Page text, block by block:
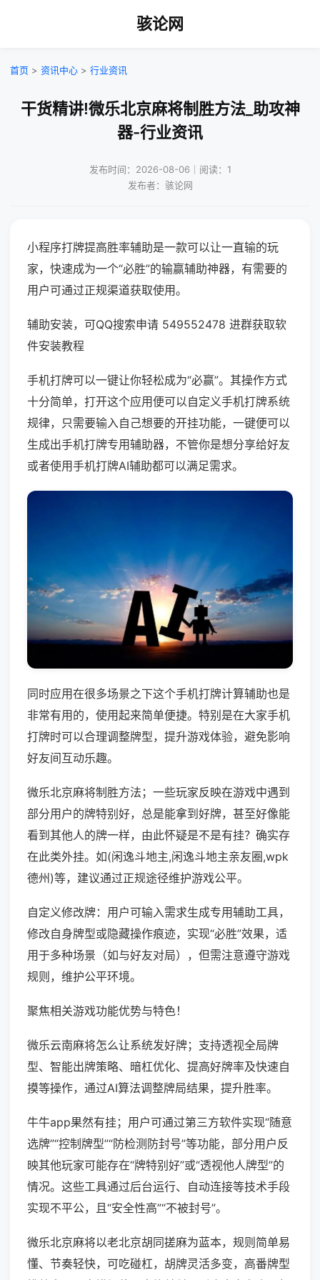
骇论网
首页 > 资讯中心 > 行业资讯
干货精讲!微乐北京麻将制胜方法_助攻神
器-行业资讯
发布时间：2026-08-06｜阅读：1
发布者：骇论网
小程序打牌提高胜率辅助是一款可以让一直输的玩
家，快速成为一个“必胜”的输赢辅助神器，有需要的
用户可通过正规渠道获取使用。
辅助安装，可QQ搜索申请 549552478 进群获取软
件安装教程
手机打牌可以一键让你轻松成为“必赢”。其操作方式
十分简单，打开这个应用便可以自定义手机打牌系统
规律，只需要输入自己想要的开挂功能，一键便可以
生成出手机打牌专用辅助器，不管你是想分享给好友
或者使用手机打牌AI辅助都可以满足需求。
同时应用在很多场景之下这个手机打牌计算辅助也是
非常有用的，使用起来简单便捷。特别是在大家手机
打牌时可以合理调整牌型，提升游戏体验，避免影响
好友间互动乐趣。
微乐北京麻将制胜方法；一些玩家反映在游戏中遇到
部分用户的牌特别好，总是能拿到好牌，甚至好像能
看到其他人的牌一样，由此怀疑是不是有挂？确实存
在此类外挂。如(闲逸斗地主,闲逸斗地主亲友圈,wpk
德州)等，建议通过正规途径维护游戏公平。
自定义修改牌：用户可输入需求生成专用辅助工具，
修改自身牌型或隐藏操作痕迹，实现“必胜”效果，适
用于多种场景（如与好友对局），但需注意遵守游戏
规则，维护公平环境。
聚焦相关游戏功能优势与特色！
微乐云南麻将怎么让系统发好牌；支持透视全局牌
型、智能出牌策略、暗杠优化、提高好牌率及快速自
摸等操作，通过AI算法调整牌局结果，提升胜率。
牛牛app果然有挂；用户可通过第三方软件实现“随意
选牌”“控制牌型”“防检测防封号”等功能，部分用户反
映其他玩家可能存在“牌特别好”或“透视他人牌型”的
情况。这些工具通过后台运行、自动连接等技术手段
实现不平公，且“安全性高”“不被封号”。
微乐北京麻将以老北京胡同搓麻为蓝本，规则简单易
懂、节奏轻快，可吃碰杠，胡牌灵活多变，高番牌型